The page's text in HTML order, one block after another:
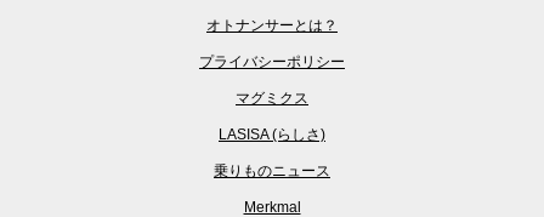
オトナンサーとは？
プライバシーポリシー
マグミクス
LASISA (らしさ)
乗りものニュース
Merkmal